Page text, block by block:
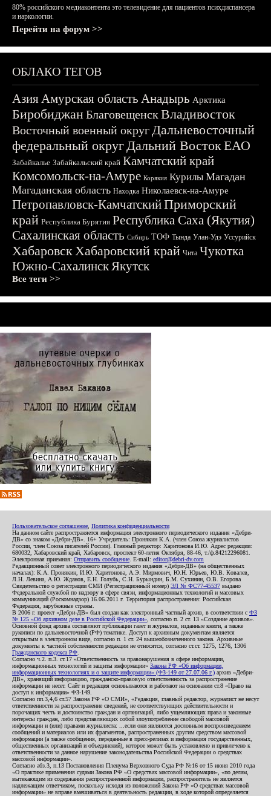
80% российского медиаконтента это телевидение для пациентов психдиспансера
и наркологии.
Перейти на форум >>
ОБЛАКО ТЕГОВ
АзияАмурская область Анадырь Арктика
БиробиджанБлаговещенскВладивосток
Восточный военный округДальневосточный
федеральный округДальний ВостокЕАО
Забайкалье Забайкальский край Камчатский край
Комсомольск-на-Амуре Корякия Курилы Магадан
Магаданская область Находка Николаевск-на-Амуре
Петропавловск-КамчатскийПриморский
край Республика Бурятия Республика Саха (Якутия)
Сахалинская область Сибирь ТОФ Тында Улан-Удэ Уссурийск
ХабаровскХабаровский край Чита Чукотка
Южно-СахалинскЯкутск
Все теги >>
Пользовательское соглашение Политика конфиденциальности
На данном сайте распространяется информация электронного периодического издания «Дебри-
ДВ» со знаком «Дебри-ДВ». 16+ Учредитель: Пронякин К.А. (член Союза журналистов
России, член Союза писателей России). Главный редактор: Харитонова И.Ю. Адрес редакции:
680032, Хабаровский край, Хабаровск, проспект 60-летия Октября, 88-46, т./ф.84212296081.
Электронная приемная: Отправить сообщение . E-mail: editor@debri-dv.com
Редакционный совет электронного периодического издания «Дебри-ДВ» (на общественных
началах): К.А. Пронякин, И.Ю. Харитонова, А.Э. Мирмович, Ю.Н. Юрьев, Ю.В. Ковалев,
Л.Н. Левина, А.Ю. Жданов, Е.Н. Голубь, С.Н. Бурындин, Б.М. Сухинин, О.В. Егорова
Свидетельство о регистрации СМИ (Регистрационный номер) ЭЛ № ФС77-45537 выдано
Федеральной службой по надзору в сфере связи, информационных технологий и массовых
коммуникаций (Роскомнадзор) 16.06.2011 г. Территория распространения: Российская
Федерация, зарубежные страны.
В 2006 г. проект «Дебри-ДВ» был создан как электронный частный архив, в соответствии с ФЗ
№ 125 «Об архивном деле в Российской Федерации» , согласно п. 2 ст. 13 «Создание архивов».
Основной фонд архива составляют публикации газет и журналов, изданные книги, а также
рукописи по дальневосточной (РФ) тематике. Доступ к архивным документам является
открытым в электронном виде, согласно п. 1 ст. 24 вышеобозначенного закона. Архивные
документы к частной собственности редакции не относятся, согласно ст.ст. 1275, 1276, 1306
Гражданского кодекса РФ
Согласно ч.2. п.3. ст.17 «Ответственность за правонарушения в сфере информации,
информационных технологий и защиты информации» Закона РФ «Об информации,
информационных технологиях и о защите информации» (ФЗ-149 от 27.07.06 г.) архив «Дебри-
ДВ», хранящий информацию, гражданско-правовую ответственность за распространение
информации не несет. Сайт и редакция основываются и работают на основании ст.8 «Право на
доступ к информации» ФЗ-149.
Согласно пп.3,4,6 ст.57 Закона РФ «О СМИ», «Редакция, главный редактор, журналист не несут
ответственности за распространение сведений, не соответствующих действительности и
порочащих честь и достоинство граждан и организаций, либо ущемляющих права и законные
интересы граждан, либо представляющих собой злоупотребление свободой массовой
информации и (или) правами журналиста: ...если они являются дословным воспроизведением
сообщений и материалов или их фрагментов, распространенных другим средством массовой
информации (а также сообщения, переданные в пресс-релизах и информация государственных,
общественных организаций и объединений), которое может быть установлено и привлечено к
ответственности за данное нарушение законодательства Российской Федерации о средствах
массовой информации».
Согласно абз.3, п.13 Постановления Пленума Верховного Суда РФ №16 от 15 июня 2010 года
«О практике применения судами Закона РФ «О средствах массовой информации», «по делам,
вытекающим из содержания распространенной информации, распространитель не является
надлежащим ответчиком, поскольку исходя из положений Закона РФ «О средствах массовой
информации» не вправе вмешиваться в деятельность редакции, в ходе которой определяется